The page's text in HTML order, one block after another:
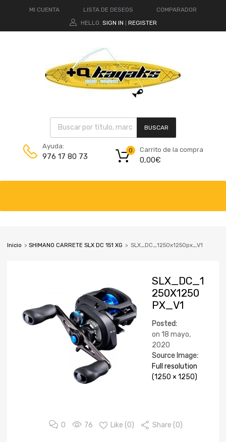
MI CUENTA LISTA DE DESEOS
COMPARADOR
HELLO. SIGN IN REGISTER
BUSCAR
Ayuda:
976 17 80 73
Carrito de la compra
0,00€
0
Inicio > SHIMANO CARRETE SLX DC 151 XG > SLX_DC_1250x1250px_V1
SLX_DC_1
250X1250
PX_V1
Posted:
on 18 mayo,
2020
Source Image:
Full resolution
(1250 × 1250)
0 76 Like (0) Share (0)